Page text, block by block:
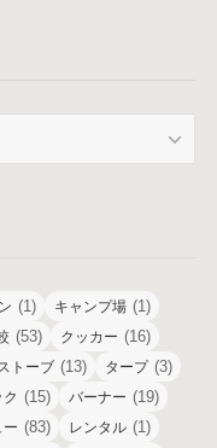
(1) キャンプ場 (1)
(53) クッカー (16)
ストーブ (13) タープ(3)
(15) バーナー (19)
ー (83) レンタル (1)